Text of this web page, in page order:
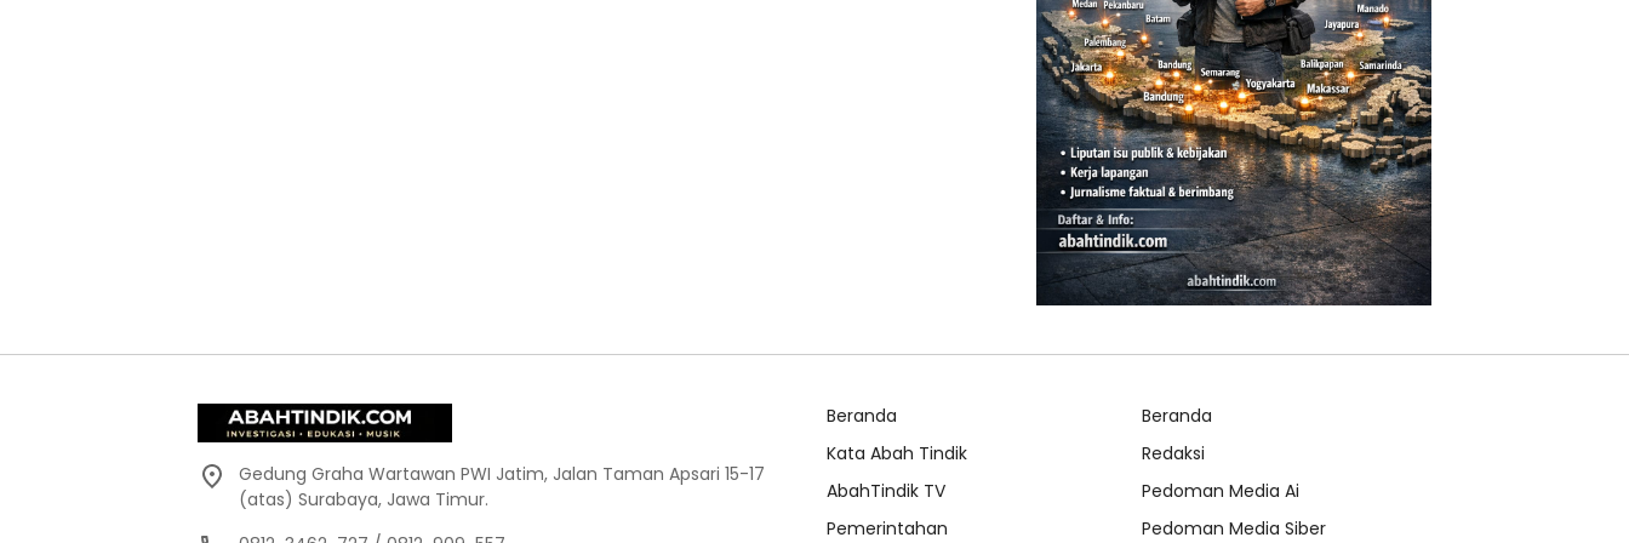
Gedung Graha Wartawan PWI Jatim, Jalan Taman Apsari 15-17
(atas) Surabaya, Jawa Timur.
Beranda
Kata Abah Tindik
AbahTindik TV
Pemerintahan
Beranda
Redaksi
Pedoman Media Ai
Pedoman Media Siber